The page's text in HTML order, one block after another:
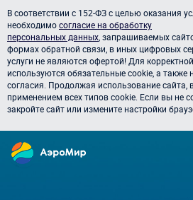
В соответствии с 152-ФЗ с целью оказания
необходимосогласие на обработку
персональных данных , запрашиваемых
формах обратной связи, в иных цифровых
услуги не являются офертой! Для
используются обязательные cookie, а
согласия. Продолжая использование сайта,
применением всех типов cookie. Если вы не
закройте сайт или измените настройки